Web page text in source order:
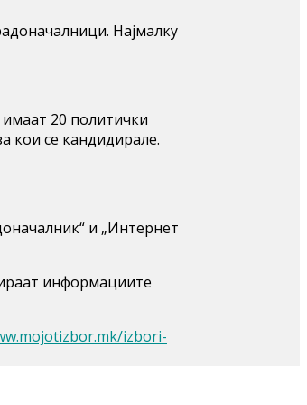
Најмалку
20 политички
кои се кандидирале.
и „Интернет
информациите
izbori-